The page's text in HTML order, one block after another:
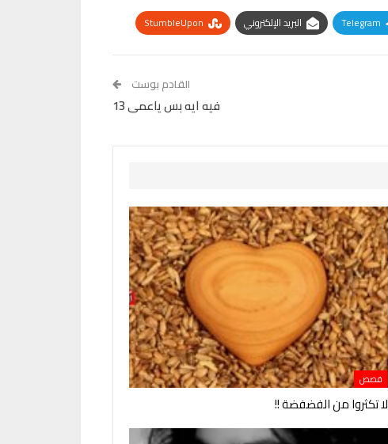
Telegram البريد الإلكتروني
StumbleUpon
القادم بوست
فيه ايه بس ياعمى 13
قصص
لا تكثروا من الفضفضة !!